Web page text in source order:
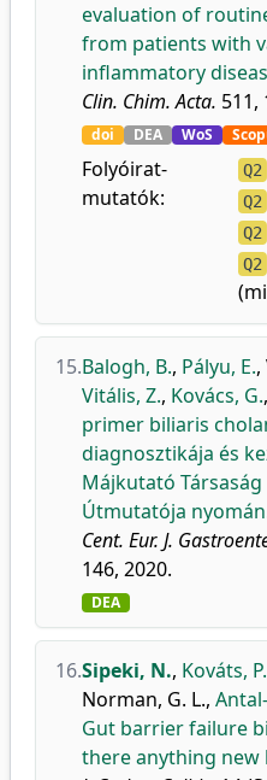
evaluation of
from patients with
inflammatory
Clin. Chim. Acta. 511,
doi DEA WoS
Folyóirat-
mutatók:
Q2
Q2
Q2
Q2
15.Balogh, B., Pályu, E.,
Vitális, Z., Kovács, G.,
primer biliaris
diagnosztikája és
Májkutató
Útmutatója
Cent. Eur. J.
146, 2020.
DEA
16.Sipeki, N., Kováts, P.
Norman, G. L.,
Gut barrier failure
there anything new